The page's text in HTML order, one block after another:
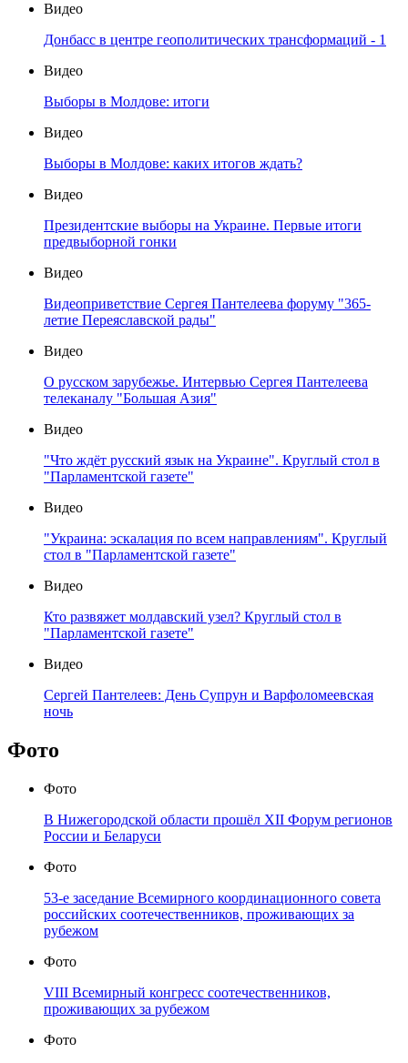
Видео
Донбасс в центре геополитических трансформаций - 1
Видео
Выборы в Молдове: итоги
Видео
Выборы в Молдове: каких итогов ждать?
Видео
Президентские выборы на Украине. Первые итоги
предвыборной гонки
Видео
Видеоприветствие Сергея Пантелеева форуму "365-
летие Переяславской рады"
Видео
О русском зарубежье. Интервью Сергея Пантелеева
телеканалу "Большая Азия"
Видео
"Что ждёт русский язык на Украине". Круглый стол в
"Парламентской газете"
Видео
"Украина: эскалация по всем направлениям". Круглый
стол в "Парламентской газете"
Видео
Кто развяжет молдавский узел? Круглый стол в
"Парламентской газете"
Видео
Сергей Пантелеев: День Супрун и Варфоломеевская
ночь
Фото
Фото
В Нижегородской области прошёл XII Форум регионов
России и Беларуси
Фото
53-е заседание Всемирного координационного совета
российских соотечественников, проживающих за
рубежом
Фото
VIII Всемирный конгресс соотечественников,
проживающих за рубежом
Фото